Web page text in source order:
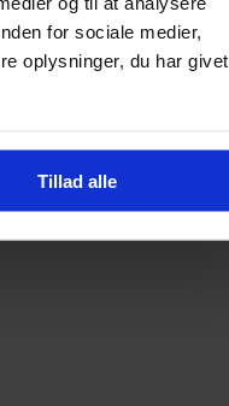
for sociale medier,
oplysninger, du har givet
Tillad alle